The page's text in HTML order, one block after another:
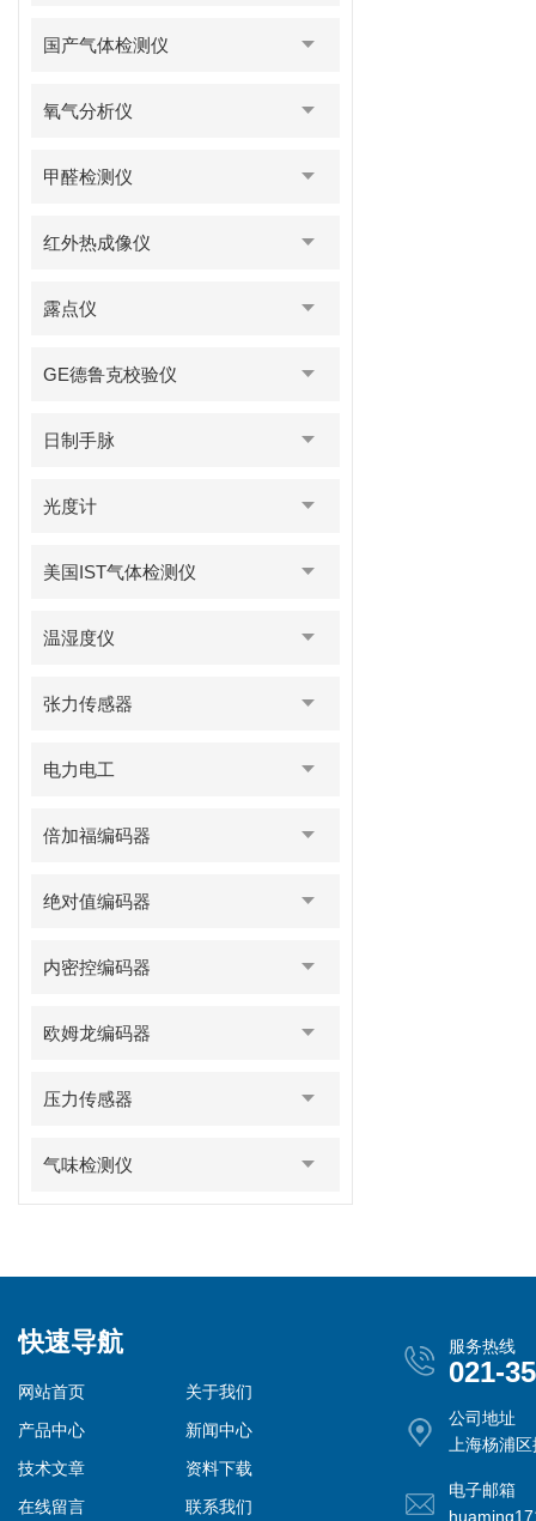
国产气体检测仪
氧气分析仪
甲醛检测仪
红外热成像仪
露点仪
GE德鲁克校验仪
日制手脉
光度计
美国IST气体检测仪
温湿度仪
张力传感器
电力电工
倍加福编码器
绝对值编码器
内密控编码器
欧姆龙编码器
压力传感器
气味检测仪
快速导航
网站首页
关于我们
产品中心
新闻中心
技术文章
资料下载
在线留言
联系我们
服务热线
021-
公司地址
上海杨浦
电子邮箱